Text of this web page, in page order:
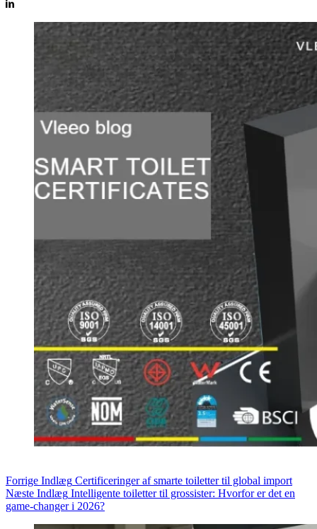
Forrige Indlæg Certificeringer af smarte toiletter til global import
Næste Indlæg Intelligente toiletter til grossister: Hvorfor er det en
game-changer i 2026?